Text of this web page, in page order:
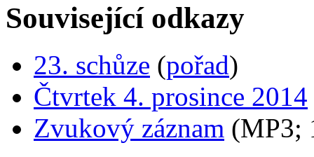
Související odkazy
23. schůze (pořad)
Čtvrtek 4. prosince 2014
Zvukový záznam (MP3;